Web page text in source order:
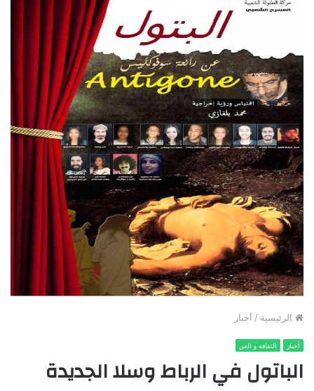
الرئيسية / أخبار
أخبار الثقافة و الفن
الباتول في الرباط وسلا الجديدة